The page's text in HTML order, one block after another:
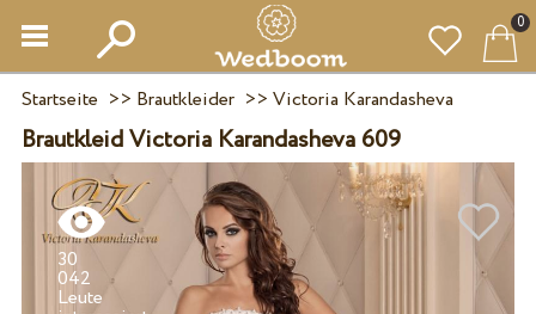
0
Startseite >> Brautkleider>> Victoria Karandasheva
Brautkleid Victoria Karandasheva 609
30
042
Leute